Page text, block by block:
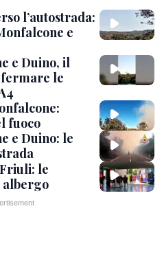
l’autostrada:
e
e Duino, il
le
fuoco
e Duino: le
le